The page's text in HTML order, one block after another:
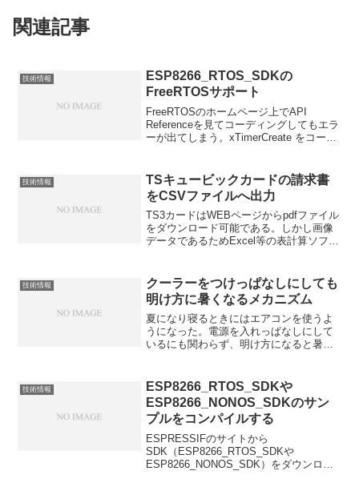
関連記事
技術情報
ESP8266_RTOS_SDKの
FreeRTOSサポート
FreeRTOSのホームページ上でAPI
Referenceを見てコーディングしてもエラ
ーが出てしまう。xTimerCreate をコール
ESP8266_...
技術情報
TSキュービックカードの請求書
をCSVファイルへ出力
TS3カードはWEBページからpdfファイル
をダウンロード可能である。しかし画像
データであるためExcel等の表計算ソフト
行錯誤したものの、表として認識させ
る...
技術情報
クーラーをつけっぱなしにしても
明け方に暑くなるメカニズム
夏になり寝るときにはエアコンを使うよ
うになった。電源を入れっぱなしにして
いるにも関わらず、明け方になると暑く
てみた。下のグラフをご覧いただきた
い。22:45頃にエアコ...
技術情報
ESP8266_RTOS_SDKや
ESP8266_NONOS_SDKのサン
プルをコンパイルする
ESPRESSIFのサイトから
SDK（ESP8266_RTOS_SDKや
ESP8266_NONOS_SDK）をダウンロー